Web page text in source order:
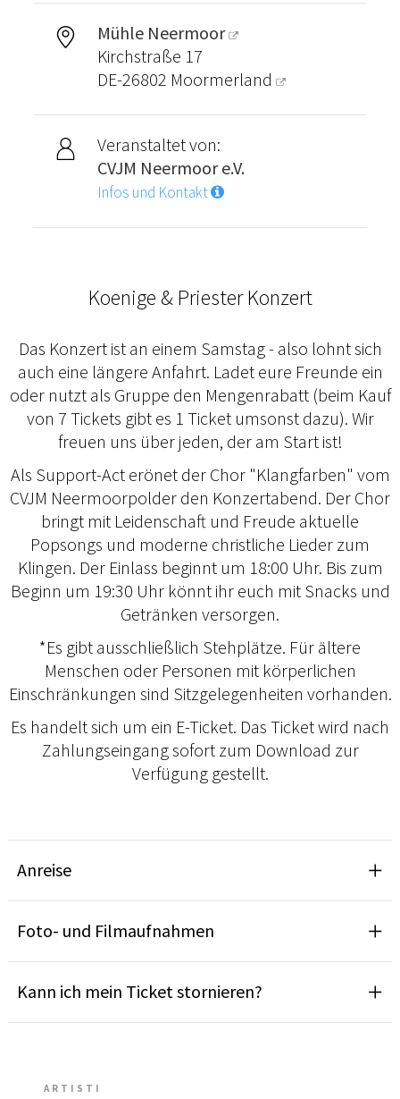
Mühle Neermoor
Kirchstraße 17
DE-26802 Moormerland
Veranstaltet von:
CVJM Neermoor e.V.
Infos und Kontakt
Koenige & Priester Konzert
Das Konzert ist an einem Samstag - also lohnt sich
auch eine längere Anfahrt. Ladet eure Freunde ein
oder nutzt als Gruppe den Mengenrabatt (beim Kauf
von 7 Tickets gibt es 1 Ticket umsonst dazu). Wir
freuen uns über jeden, der am Start ist!
Als Support-Act eröffnet der Chor "Klangfarben" vom
CVJM Neermoorpolder den Konzertabend. Der Chor
bringt mit Leidenschaft und Freude aktuelle
Popsongs und moderne christliche Lieder zum
Klingen. Der Einlass beginnt um 18:00 Uhr. Bis zum
Beginn um 19:30 Uhr könnt ihr euch mit Snacks und
Getränken versorgen.
*Es gibt ausschließlich Stehplätze. Für ältere
Menschen oder Personen mit körperlichen
Einschränkungen sind Sitzgelegenheiten vorhanden.
Es handelt sich um ein E-Ticket. Das Ticket wird nach
Zahlungseingang sofort zum Download zur
Verfügung gestellt.
Anreise
Foto- und Filmaufnahmen
Kann ich mein Ticket stornieren?
ARTISTI